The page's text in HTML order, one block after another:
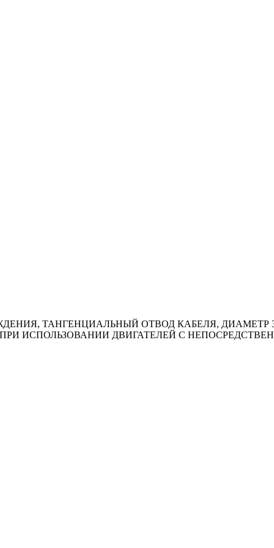
ТАНГЕНЦИАЛЬНЫЙ ОТВОД КАБЕЛЯ, ДИАМЕТР
ИСПОЛЬЗОВАНИИ ДВИГАТЕЛЕЙ С